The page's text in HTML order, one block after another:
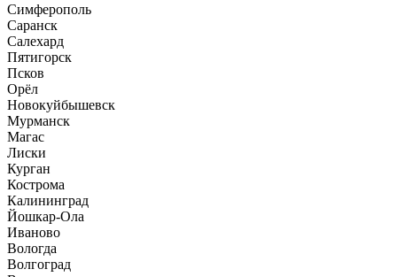
Симферополь
Саранск
Салехард
Пятигорск
Псков
Орёл
Новокуйбышевск
Мурманск
Магас
Лиски
Курган
Кострома
Калининград
Йошкар-Ола
Иваново
Вологда
Волгоград